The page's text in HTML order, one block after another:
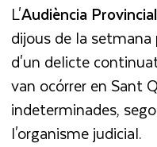
L'Audiència
dijous de la
d'un delicte
van ocórrer en Sant
indeterminades,
l'organisme judicial.